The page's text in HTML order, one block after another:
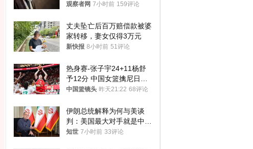
观察者网 7小时前 159评论
丈夫坠亡后百万赔偿款被婆
家转移，妻女仅得3万元
新快报 8小时前 51评论
热身赛-张子宇24+11杨舒
予12分 中国女篮擒尼日利
亚
中国篮镜头 昨天21:22 68评论
伊朗总统解释为何与美谈
判：美国最大对手就是中
国，但他们也在对话
知世 7小时前 33评论